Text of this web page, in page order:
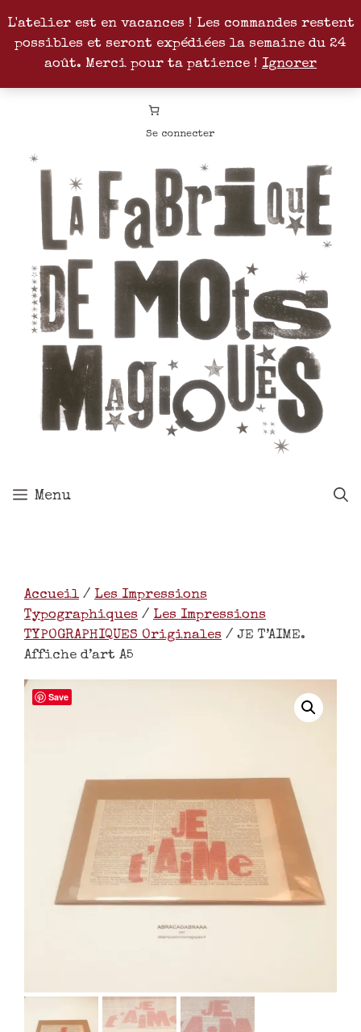
L'atelier est en vacances ! Les commandes restent
possibles et seront expédiées la semaine du 24
août. Merci pour ta patience ! Ignorer
InstagramPinterest Patreon
Se connecter
Menu
Accueil/ Les Impressions
Typographiques / Les Impressions
TYPOGRAPHIQUES Originales / JE T’AIME.
Affiche d’art A5
Save